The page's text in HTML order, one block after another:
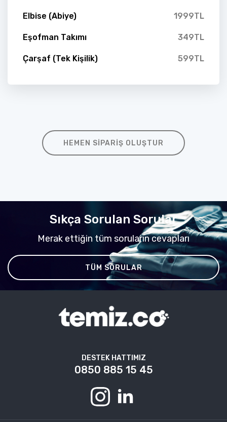
Elbise (Abiye) 1999TL
Eşofman Takımı 349TL
Çarşaf (Tek Kişilik) 599TL
HEMEN SIPARIŞ OLUŞTUR
Sıkça Sorulan Sorular
Merak ettiğin tüm soruların cevapları
TÜM SORULAR
DESTEK HATTIMIZ
0850 885 15 45